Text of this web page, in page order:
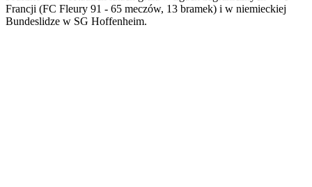
Francji (FC Fleury 91 - 65 meczów, 13 bramek) i w niemieckiej
Bundeslidze w SG Hoffenheim.